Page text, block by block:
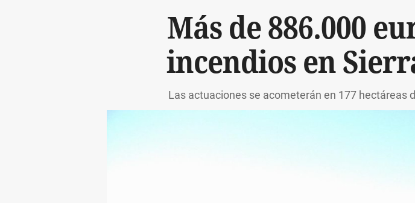
Más de 886.000
incendios en
Las actuaciones se acometerán en 177 hectáreas